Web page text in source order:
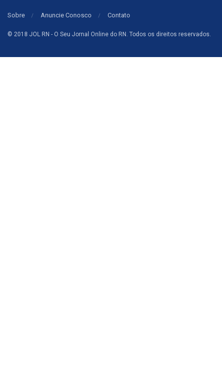
Sobre Anuncie Conosco Contato
© 2018 JOL RN - O Seu Jornal Online do RN. Todos os direitos reservados.